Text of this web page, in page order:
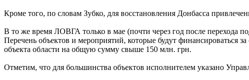
Кроме того, по словам Зубко, для восстановления Донбасса
В то же время ЛОВГА только в мае (почти через год после перехода
Перечень объектов и мероприятий, которые будут финансироваться
объекта области на общую сумму свыше 150 млн. грн.
Отметим, что для большинства объектов исполнителем указано